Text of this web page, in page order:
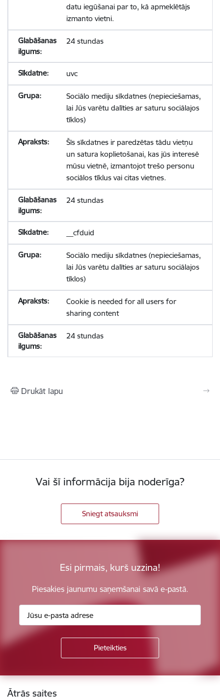
datu iegūšanai par to, kā apmeklētājs
izmanto vietni.
24 stundas
uvc
Sociālo mediju sīkdatnes (nepieciešamas,
lai Jūs varētu dalīties ar saturu sociālajos
tīklos)
Šīs sīkdatnes ir paredzētas tādu vietņu
un satura koplietošanai, kas jūs interesē
mūsu vietnē, izmantojot trešo personu
sociālos tīklus vai citas vietnes.
24 stundas
__cfduid
Sociālo mediju sīkdatnes (nepieciešamas,
lai Jūs varētu dalīties ar saturu sociālajos
tīklos)
Cookie is needed for all users for
sharing content
24 stundas
Drukāt lapu
Vai šī informācija bija noderīga?
Sniegt atsauksmi
Esi pirmais, kurš uzzina!
Piesakies jaunumu saņemšanai savā e-pastā.
Kājene
Ātrās saites